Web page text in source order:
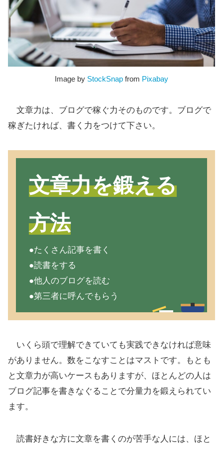
Image by StockSnap from Pixabay
文章力は、ブログで稼ぐ力そのものです。ブログで
稼ぎたければ、書く力をつけて下さい。
文章力を鍛える
方法
●たくさん記事を書く
●読書をする
●他人のブログを読む
●第三者に呼んでもらう
いくら頭で理解できていても実践できなければ意味
がありません。数をこなすことはマストです。もとも
と文章力が高いケースもありますが、ほとんどの人は
ブログ記事を書きなぐることで分量力を鍛えられてい
ます。
読書好きな方に文章を書くのが苦手な人には、ほと